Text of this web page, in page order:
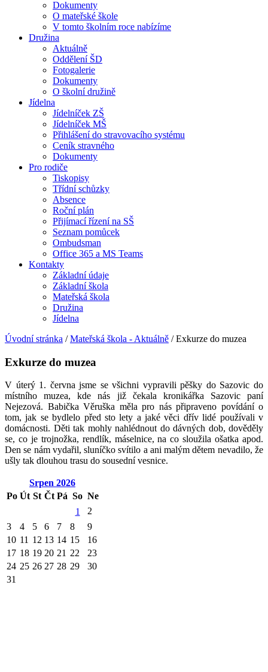
Dokumenty
O mateřské škole
V tomto školním roce nabízíme
Družina
Aktuálně
Oddělení ŠD
Fotogalerie
Dokumenty
O školní družině
Jídelna
Jídelníček ZŠ
Jídelníček MŠ
Přihlášení do stravovacího systému
Ceník stravného
Dokumenty
Pro rodiče
Tiskopisy
Třídní schůzky
Absence
Roční plán
Přijímací řízení na SŠ
Seznam pomůcek
Ombudsman
Office 365 a MS Teams
Kontakty
Základní údaje
Základní škola
Mateřská škola
Družina
Jídelna
Úvodní stránka /Mateřská škola - Aktuálně /Exkurze do muzea
Exkurze do muzea
V úterý 1. června jsme se všichni vypravili pěšky do Sazovic do
místního muzea, kde nás již čekala kronikářka Sazovic paní
Nejezová. Babička Věruška měla pro nás připraveno povídání o
tom, jak se bydlelo před sto lety a jaké věci dřív lidé používali v
domácnosti. Děti tak mohly nahlédnout do dávných dob, dověděly
se, co je trojnožka, rendlík, máselnice, na co sloužila ošatka apod.
Den se nám vydařil, sluníčko svítilo a ani malým dětem nevadilo, že
ušly tak dlouhou trasu do sousední vesnice.
Srpen 2026
Po Út St Čt Pá So Ne
1
2
3
4 5 6 7 8
9
10 11 12 13 14 15
16
17 18 19 20 21 22
23
24 25 26 27 28 29
30
31